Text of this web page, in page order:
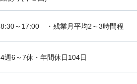
8:30～17:00 ・残業月平均2～3時間程
4週6～7休・年間休日104日